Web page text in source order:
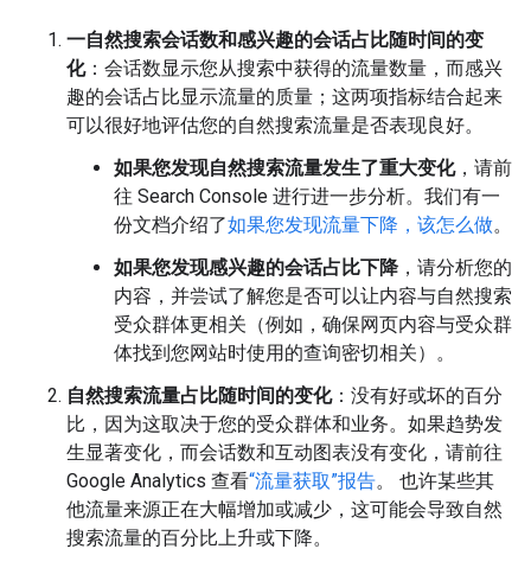
一自然搜索会话数和感兴趣的会话占比随时间的变
化：会话数显示您从搜索中获得的流量数量，而感兴
趣的会话占比显示流量的质量；这两项指标结合起来
可以很好地评估您的自然搜索流量是否表现良好。
如果您发现自然搜索流量发生了重大变化，请前
往 Search Console 进行进一步分析。我们有一
份文档介绍了如果您发现流量下降，该怎么做。
如果您发现感兴趣的会话占比下降 ，请分析您的
内容，并尝试了解您是否可以让内容与自然搜索
受众群体更相关（例如，确保网页内容与受众群
体找到您网站时使用的查询密切相关）。
自然搜索流量占比随时间的变化：没有好或坏的百分
比，因为这取决于您的受众群体和业务。如果趋势发
生显著变化，而会话数和互动图表没有变化，请前往
Google Analytics 查看“流量获取”报告。 也许某些其
他流量来源正在大幅增加或减少，这可能会导致自然
搜索流量的百分比上升或下降。